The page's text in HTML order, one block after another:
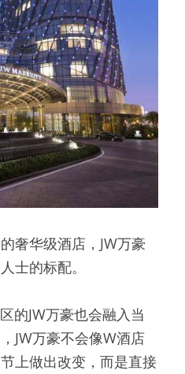
奢华级酒店，JW万豪
士的标配。
的JW万豪也会融入当
JW万豪不会像W酒店
上做出改变，而是直接